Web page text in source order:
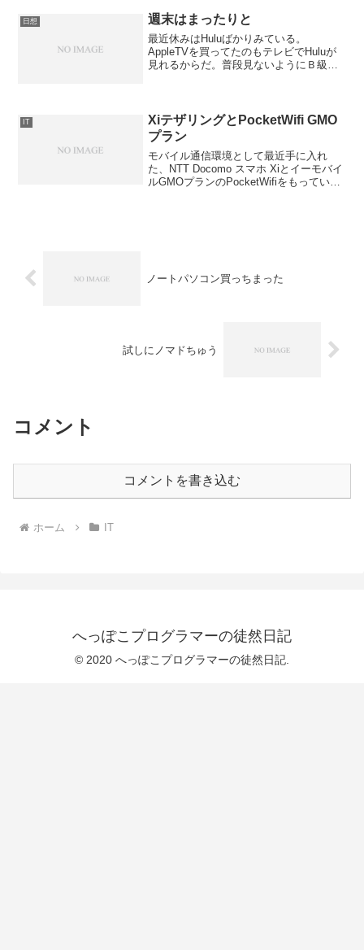
日想 週末はまったりと
最近休みはHuluばかりみている。
AppleTVを買ってたのもテレビでHuluが
見れるからだ。普段見ないようにＢ級・
てあっちこっちい...
IT
XiテザリングとPocketWifi GMO
プラン
モバイル通信環境として最近手に入れ
た、NTT Docomo スマホ Xiとイーモバイ
ルGMOプランのPocketWifiをもってい
ノートパソコン買っちまった
試しにノマドちゅう
コメント
コメントを書き込む
ホーム IT
へっぽこプログラマーの徒然日記
© 2020 へっぽこプログラマーの徒然日記.